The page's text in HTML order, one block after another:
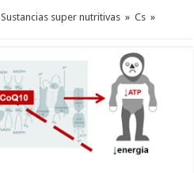
Sustancias super nutritivas » Cs »